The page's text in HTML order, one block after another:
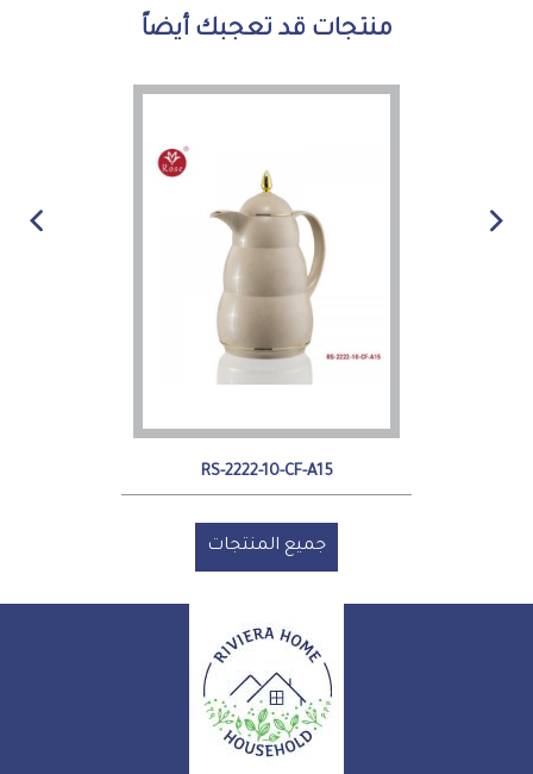
منتجات قد تعجبك أيضاً
RS-2222-10-CF-A15
جميع المنتجات